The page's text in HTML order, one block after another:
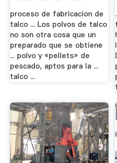
proceso de fabricacion de
talco ... Los polvos de talco
no son otra cosa que un
preparado que se obtiene
... polvo y «pellets» de
pescado, aptos para la ...
talco ...